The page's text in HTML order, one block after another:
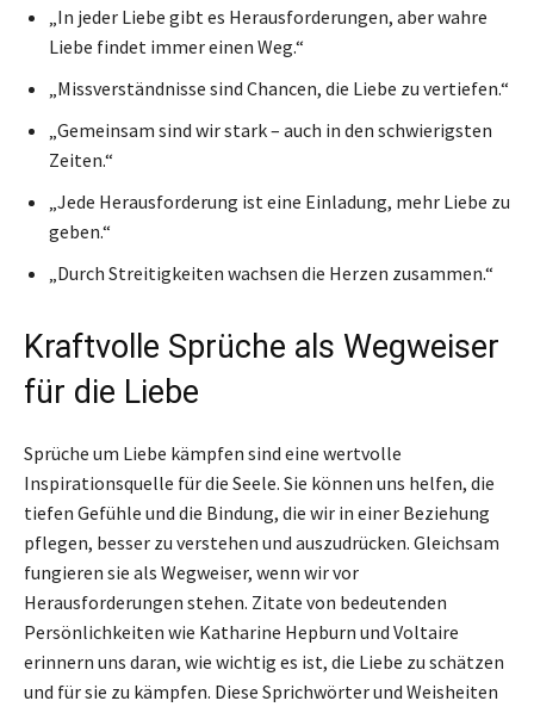
„In jeder Liebe gibt es Herausforderungen, aber wahre
Liebe findet immer einen Weg.“
„Missverständnisse sind Chancen, die Liebe zu vertiefen.“
„Gemeinsam sind wir stark – auch in den schwierigsten
Zeiten.“
„Jede Herausforderung ist eine Einladung, mehr Liebe zu
geben.“
„Durch Streitigkeiten wachsen die Herzen zusammen.“
Kraftvolle Sprüche als Wegweiser
für die Liebe
Sprüche um Liebe kämpfen sind eine wertvolle
Inspirationsquelle für die Seele. Sie können uns helfen, die
tiefen Gefühle und die Bindung, die wir in einer Beziehung
pflegen, besser zu verstehen und auszudrücken. Gleichsam
fungieren sie als Wegweiser, wenn wir vor
Herausforderungen stehen. Zitate von bedeutenden
Persönlichkeiten wie Katharine Hepburn und Voltaire
erinnern uns daran, wie wichtig es ist, die Liebe zu schätzen
und für sie zu kämpfen. Diese Sprichwörter und Weisheiten